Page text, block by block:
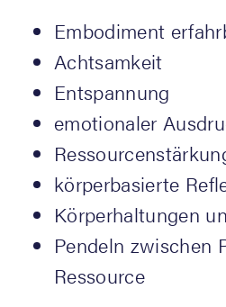
Embo­di­ment
Acht­sam­keit
Ent­span­nung
emo­tio­na­ler
kör­per­ba­sier­te
Kör­per­hal­tun­gen
Pen­deln zwi­schen
Ressource